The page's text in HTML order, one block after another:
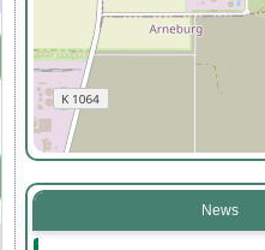
News